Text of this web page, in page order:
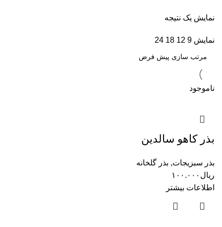
نمایش یک نتیجه
نمایش 9
12
18
24
ناموجود
بذر کاهو سالدین
بذر سبزیجات, بذر گلخانه
ریال ۱۰۰.۰۰۰
اطلاعات بیشتر